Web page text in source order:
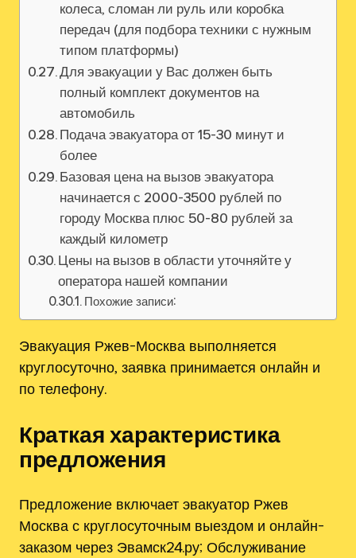
колеса‚ сломан ли руль или коробка
передач (для подбора техники с нужным
типом платформы)
Для эвакуации у Вас должен быть
полный комплект документов на
автомобиль
Подача эвакуатора от 15-30 минут и
более
Базовая цена на вызов эвакуатора
начинается с 2000-3500 рублей по
городу Москва плюс 50-80 рублей за
каждый километр
Цены на вызов в области уточняйте у
оператора нашей компании
Похожие записи:
Эвакуация Ржев-Москва выполняется
круглосуточно‚ заявка принимается онлайн и
по телефону.
Краткая характеристика
предложения
Предложение включает эвакуатор Ржев
Москва с круглосуточным выездом и онлайн-
заказом через Эвамск24.ру; Обслуживание